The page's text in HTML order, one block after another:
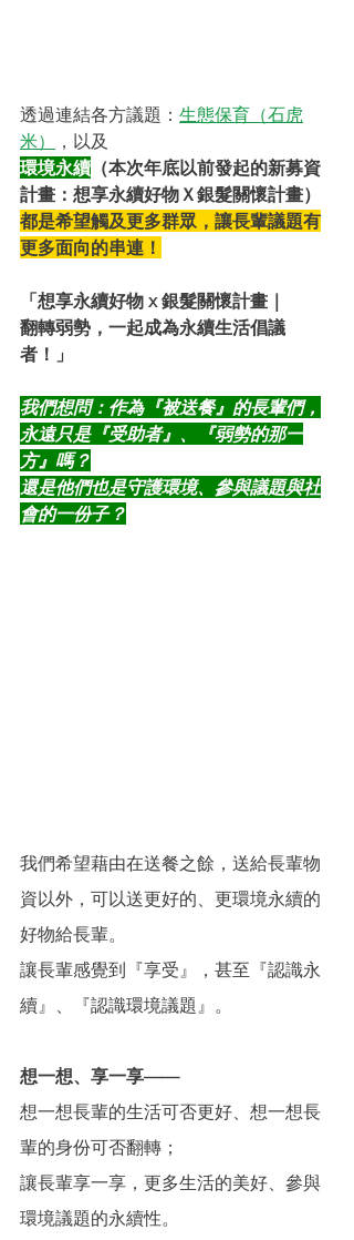
透過連結各方議題： 生態保育（石虎
米）
，以及
環境永續 （本次年底以前發起的新募資
計畫：想享永續好物Ｘ銀髮關懷計畫）
都是希望觸及更多群眾，讓長輩議題有
更多面向的串連！
「想享永續好物 x 銀髮關懷計畫｜
翻轉弱勢，一起成為永續生活倡議
者！」
我們想問：作為『被送餐』的長輩們，
永遠只是『受助者』、『弱勢的那一
方』嗎？
還是他們也是守護環境、參與議題與社
會的一份子？
我們希望藉由在送餐之餘，送給長輩物
資以外，可以送更好的、更環境永續的
好物給長輩。
讓長輩感覺到『享受』，甚至『認識永
續』、『認識環境議題』。
想一想、享一享——
想一想長輩的生活可否更好、想一想長
輩的身份可否翻轉；
讓長輩享一享，更多生活的美好、參與
環境議題的永續性。